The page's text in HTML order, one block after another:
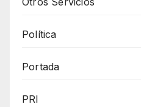
Política
Portada
PRI